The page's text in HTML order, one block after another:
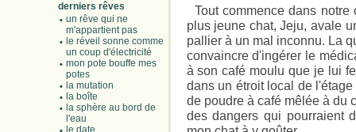
derniers rêves
un rêve qui ne
m'appartient pas
le réveil sonne comme
un coup d'électricité
mon pote bouffe mes
potes
la mutation
la boîte
la sphère au bord de
l'eau
le date
Tout commence dans
plus jeune chat, Jeju, avale
pallier à un mal inconnu. La
convaincre d'ingérer le
à son café moulu que je lui
dans un étroit local de
de poudre à café mêlée à du
des dangers qui pourraient